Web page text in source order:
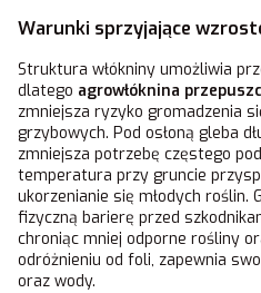
Warunki sprzyjające
Struktura włókniny umożliwia
dlatego agrowłóknina
zmniejsza ryzyko gromadzenia
grzybowych. Pod osłoną gleba
zmniejsza potrzebę częstego
temperatura przy gruncie
ukorzenianie się młodych
fizyczną barierę przed
chroniąc mniej odporne rośliny
odróżnieniu od foli, zapewnia
oraz wody.